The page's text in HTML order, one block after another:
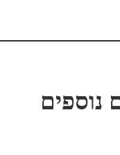
נוספים